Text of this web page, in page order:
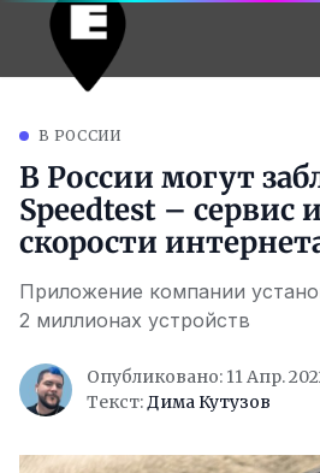
В РОССИИ
В России могут
Speedtest – сервис
скорости
Приложение компании
2 миллионах устройств
Опубликовано: 11 Апр.
Текст:Дима Кутузов